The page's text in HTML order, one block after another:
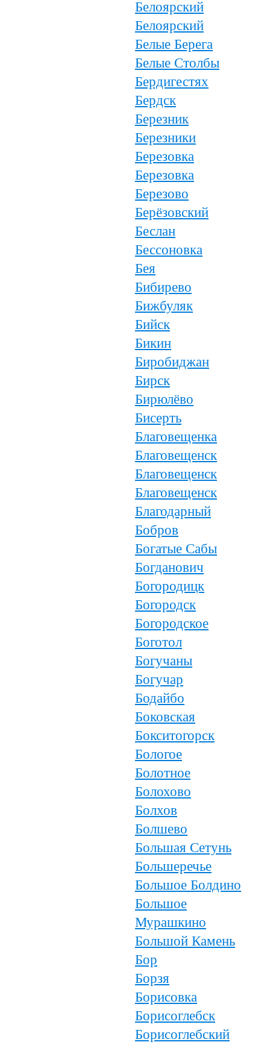
Белоярский
Белоярский
Белые Берега
Белые Столбы
Бердигестях
Бердск
Березник
Березники
Березовка
Березовка
Березово
Берёзовский
Беслан
Бессоновка
Бея
Бибирево
Бижбуляк
Бийск
Бикин
Биробиджан
Бирск
Бирюлёво
Бисерть
Благовещенка
Благовещенск
Благовещенск
Благовещенск
Благодарный
Бобров
Богатые Сабы
Богданович
Богородицк
Богородск
Богородское
Боготол
Богучаны
Богучар
Бодайбо
Боковская
Бокситогорск
Бологое
Болотное
Болохово
Болхов
Болшево
Большая Сетунь
Большеречье
Большое Болдино
Большое
Мурашкино
Большой Камень
Бор
Борзя
Борисовка
Борисоглебск
Борисоглебский